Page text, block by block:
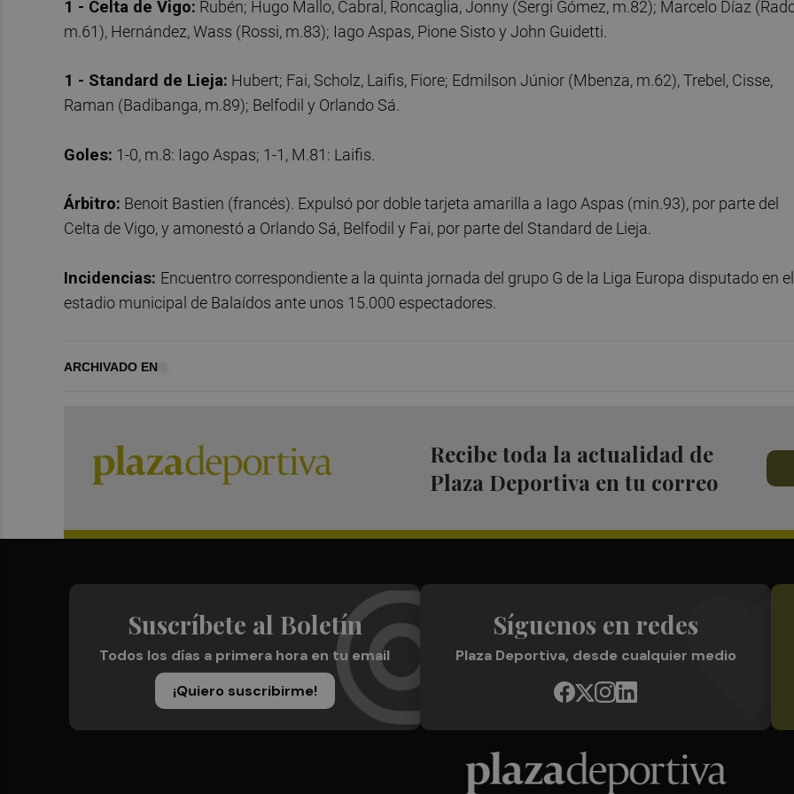
1 - Celta de Vigo: Rubén; Hugo Mallo, Cabral, Roncaglia, Jonny (Sergi Gómez, m.82); Marcelo Díaz
m.61), Hernández, Wass (Rossi, m.83); Iago Aspas, Pione Sisto y John Guidetti.
1 - Standard de Lieja: Hubert; Fai, Scholz, Laifis, Fiore; Edmilson Júnior (Mbenza, m.62), Trebel, Cisse,
Raman (Badibanga, m.89); Belfodil y Orlando Sá.
Goles: 1-0, m.8: Iago Aspas; 1-1, M.81: Laifis.
Árbitro: Benoit Bastien (francés). Expulsó por doble tarjeta amarilla a Iago Aspas (min.93), por parte del
Celta de Vigo, y amonestó a Orlando Sá, Belfodil y Fai, por parte del Standard de Lieja.
Incidencias: Encuentro correspondiente a la quinta jornada del grupo G de la Liga Europa disputado en el
estadio municipal de Balaídos ante unos 15.000 espectadores.
ARCHIVADO EN
Recibe toda la actualidad de
Plaza Deportiva en tu correo
Suscríbete al Boletín
Todos los días a primera hora en tu email
¡Quiero suscribirme!
Síguenos en redes
Plaza Deportiva, desde cualquier medio